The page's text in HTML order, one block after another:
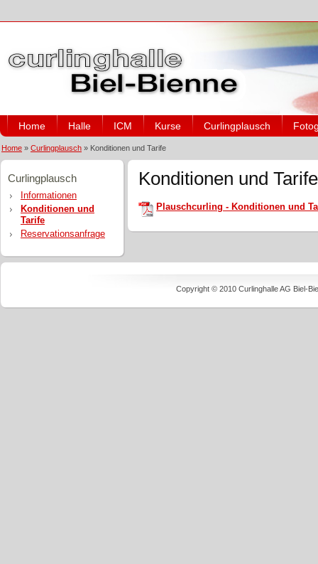
Home Halle ICM Kurse Curlingplausch
Home » Curlingplausch » Konditionen und Tarife
Curlingplausch
Informationen
Konditionen und
Tarife
Reservationsanfrage
Konditionen und Tarife
Plauschcurling - Konditionen und
Copyright © 2010 Curlinghalle AG Biel-